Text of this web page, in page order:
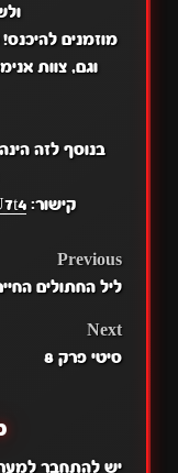
מוזמנים
וגם, צוות
בנוסף לזה
קישור:
POST
Previous
ליל החתולים
Next
סיטי פרק 8
יש להתחבר